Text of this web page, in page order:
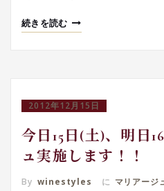
続きを読む
2012年12月15日
今日15日(土)、明日
ュ実施します！！
By winestyles に マリアージ